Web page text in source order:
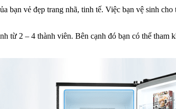
bạn vẻ đẹp trang nhã, tinh tế. Việc bạn vệ sinh
2 – 4 thành viên. Bên cạnh đó bạn có thể tham